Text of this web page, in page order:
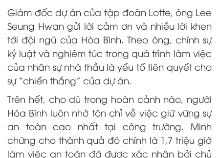
Giám đốc dự án của tập đoàn Lotte, ông Lee
Seung Hwan gửi lời cảm ơn và nhiều lời khen
tới đội ngũ của Hòa Bình. Theo ông, chính sự
kỷ luật và nghiêm túc trong quá trình làm việc
của nhân sự nhà thầu là yếu tố tiên quyết cho
sự “chiến thắng” của dự án.
Trên hết, cho dù trong hoàn cảnh nào, người
Hòa Bình luôn nhớ tôn chỉ về việc giữ vững sự
an toàn cao nhất tại công trường. Minh
chứng cho thành quả đó chính là 1,7 triệu giờ
làm việc an toàn đã được xác nhận bởi chủ